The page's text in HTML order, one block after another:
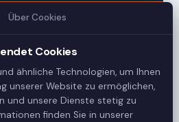
Server
42
Über Cookies
Cookies
ähnliche Technologien, um Ihnen
unserer Website zu ermöglichen,
und unsere Dienste stetig zu
finden Sie in unserer